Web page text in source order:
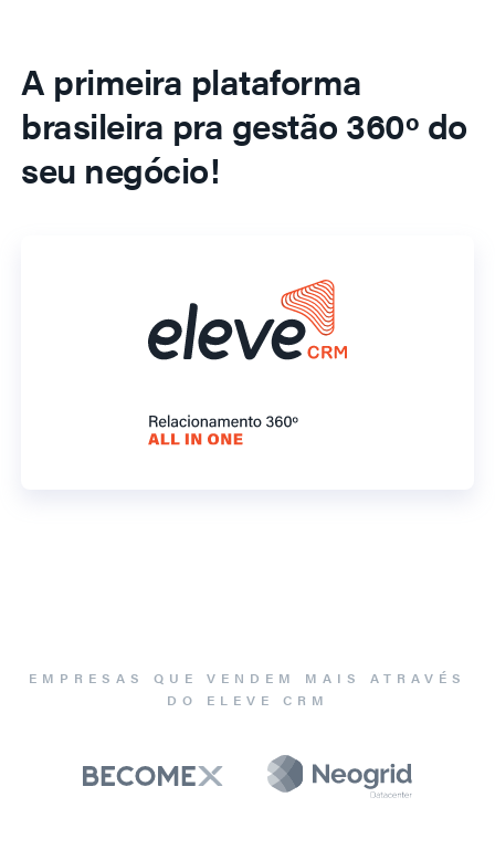
A primeira plataforma
brasileira pra gestão 360º do
seu negócio!
EMPRESAS QUE VENDEM MAIS ATRAVÉS
DO ELEVE CRM